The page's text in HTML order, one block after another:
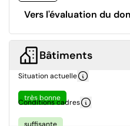
Vers l'évaluation du
Bâtiments
Situation actuelle
très bonne
Conditions cadres